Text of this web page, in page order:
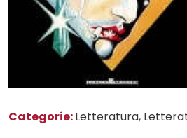
Categorie:Letteratura,